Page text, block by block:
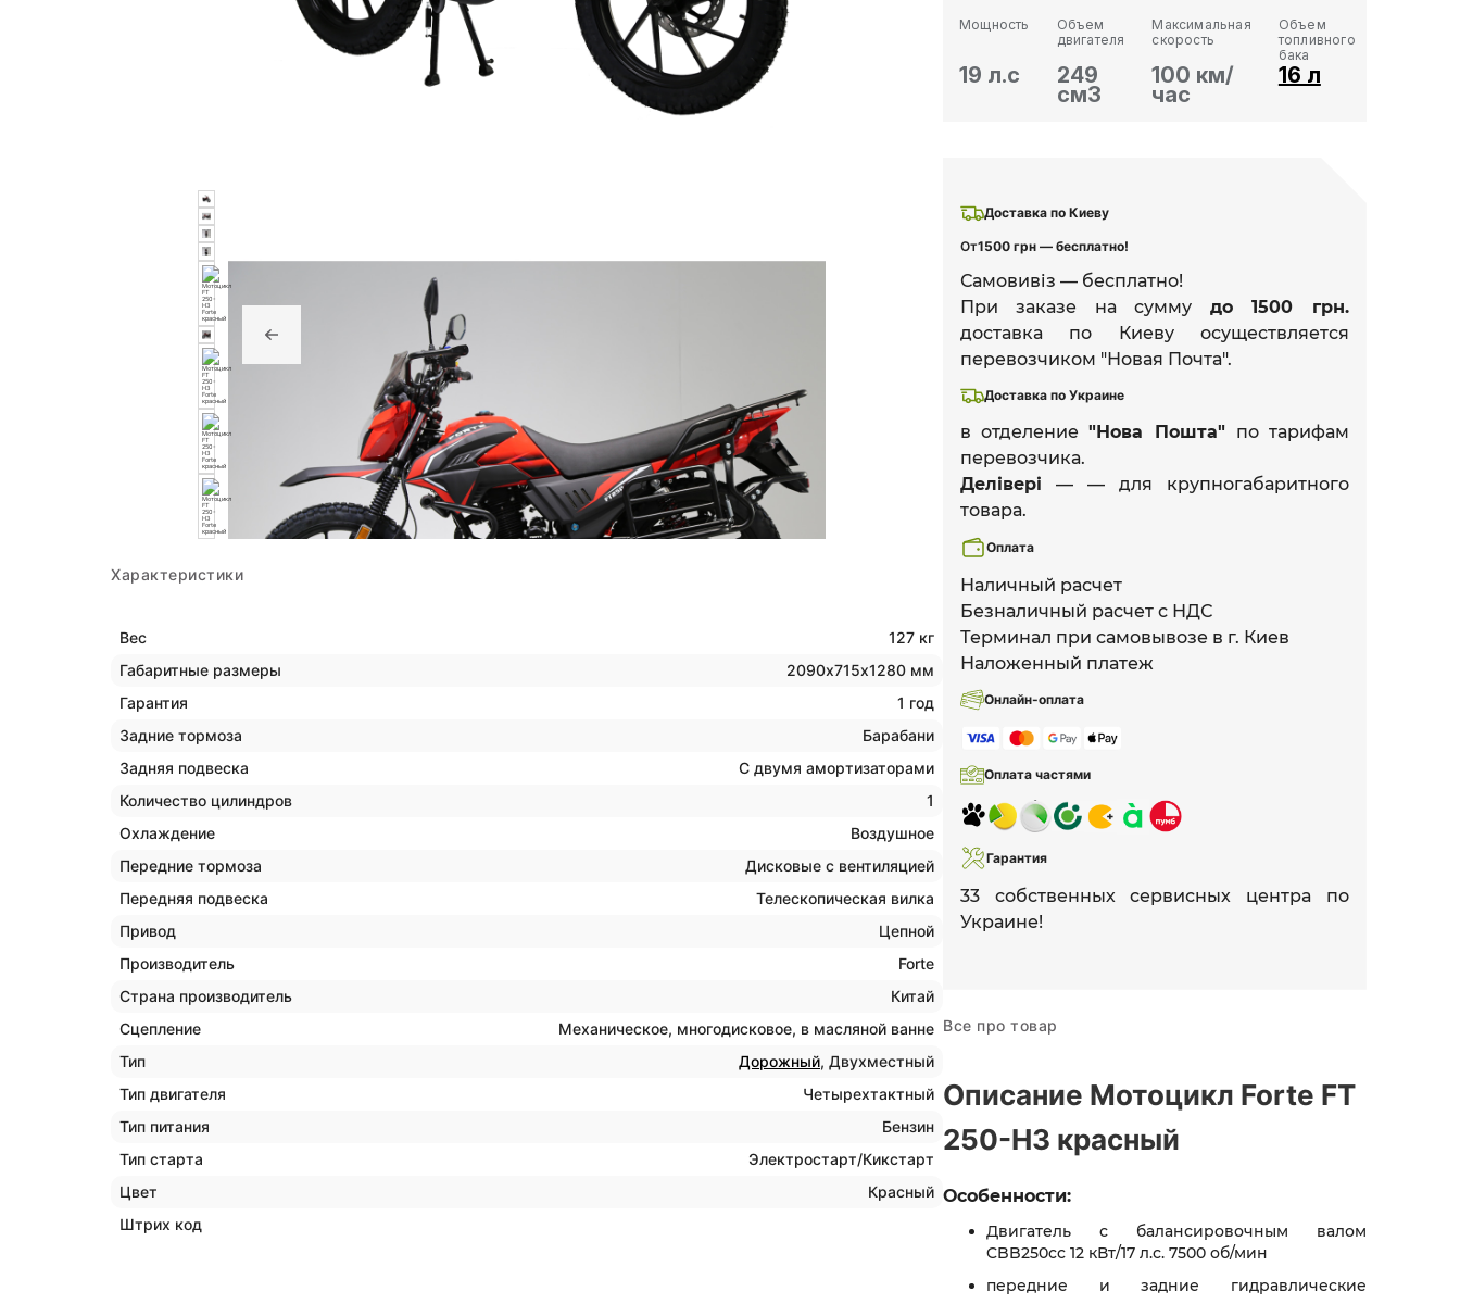
Характеристики
Вес
127 кг
Габаритные размеры
2090х715х1280 мм
Гарантия
1 год
Задние тормоза
Барабани
Задняя подвеска
С двумя амортизаторами
Количество цилиндров
1
Охлаждение
Воздушное
Передние тормоза
Дисковые с вентиляцией
Передняя подвеска
Телескопическая вилка
Привод
Цепной
Производитель
Forte
Страна производитель
Китай
Сцепление
Механическое, многодисковое, в масляной ванне
Тип
Дорожный, Двухместный
Тип двигателя
Четырехтактный
Тип питания
Бензин
Тип старта
Электростарт/Кикстарт
Цвет
Красный
Штрих код
Мощность
19 л.с
Объем
двигателя
249
см3
Максимальная
скорость
100 км/
час
Объем
топливного
бака
16 л
Доставка по Киеву
От1500 грн — бесплатно!
Самовивіз — бесплатно!
При заказе на сумму до 1500 грн.
доставка по Киеву осуществляется
перевозчиком "Новая Почта".
Доставка по Украине
в отделение"Нова Пошта" по тарифам
перевозчика.
Делівері — — для крупногабаритного
товара.
Оплата
Наличный расчет
Безналичный расчет с НДС
Терминал при самовывозе в г. Киев
Наложенный платеж
Онлайн-оплата
Оплата частями
Гарантия
33 собственных сервисных центра по
Украине!
Все про товар
Описание Мотоцикл Forte FT
250-H3 красный
Особенности:
Двигатель с балансировочным валом
CBB250cc 12 кВт/17 л.с. 7500 об/мин
передние и задние гидравлические